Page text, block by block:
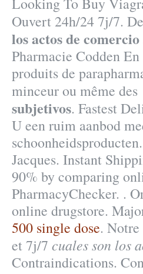
Ouvert 24h/24 7j/7.
los actos de
Pharmacie Codden
produits de
minceur ou même des
subjetivos. Fastest
U een ruim aanbod
Jacques. Instant
90% by comparing
PharmacyChecker. .
online drugstore.
500 single dose.
et 7j/7 cuales son los
Contraindications.